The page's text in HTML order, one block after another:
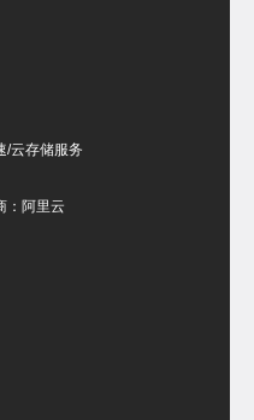
/云存储服务
：阿里云